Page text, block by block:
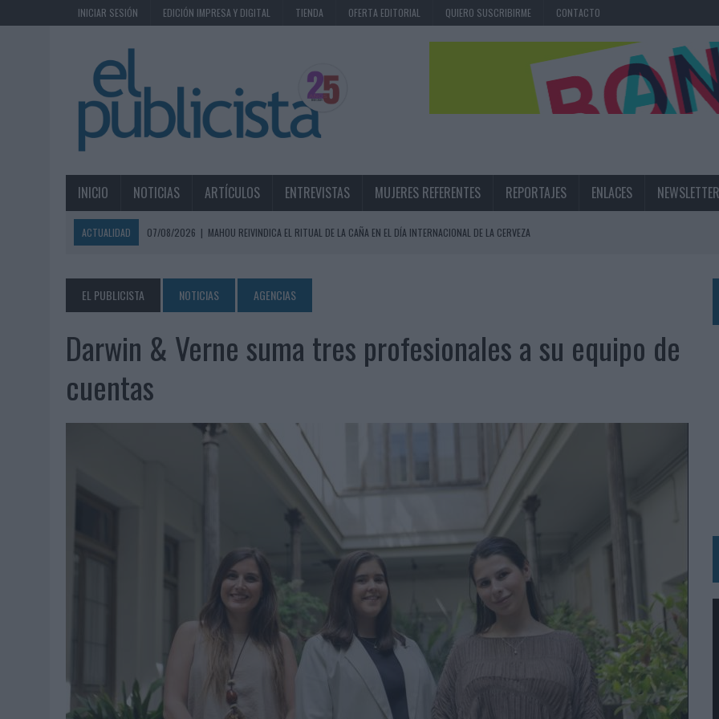
INICIAR SESIÓN EDICIÓN IMPRESA Y DIGITAL TIENDA OFERTA EDITORIAL QUIERO SUSCRIBIRME CONTACTO
INICIO NOTICIAS ARTÍCULOS ENTREVISTAS MUJERES REFERENTES REPORTAJES ENLACES NEWSLETTER
ACTUALIDAD 07/08/2026 | MAHOU REIVINDICA EL RITUAL DE LA CAÑA EN EL DÍA INTERNACIONAL DE LA CERVEZA
07/08/2026 | EL VERANO PONE A PRUEBA LA ESTRATEGIA DIGITAL DE LAS MARCAS
07/08/2026
VUELING CONVIERTE LOS RECUERDOS EN SOUVENIRS CON IA
07/08/2026 |
CUANDO SE APAGUE EL SOL, EL ECLIPSE DE 2026 PONDRÁ A PRUEBA LA CREATIVIDAD DE LAS MARCAS
06/08/2026
| ‘LA VUELTA’, DE FENOMENAL PARA MÁLAGA CF
LA TELEVISIÓN SIGUE LIDERANDO EL CONSUMO DE MEDIOS EN VERANO Y SUPERA AL MÓVIL COMO DISPOSITIVO MÁS UTILIZADO
EL USO DE LA IA GENERATIVA ALCANZA YA AL 62% DE LOS ESPAÑOLES
SYSTEM1 NOMBRA A KIMBERLY BASTONI COMO NUEVA DIRECTORA COMERCIAL GLOBAL
FRIGO Y UNIQLO LANZAN UNA COLECCIÓN PERSONALIZABLE INSPIRADA EN CORNETTO, CALIPPO Y SOLERO
LA IA ESTÁ SUBIENDO EL LISTÓN DE LA CREATIVIDAD
BEON WORLDWIDE LANZA RAÍZ URBANA PARA TRANSFORMAR EL PATRIMONIO HISTÓRICO EN ACTIVOS CULTURALES Y ECONÓMICOS
FABRA COMUNICACIÓN INCORPORA A CASONÁ Y ASUME LA GESTIÓN DE SUS RELACIONES CON LOS MEDIOS
LOPESAN HOTELS & RESORTS ACERCA EL PARAÍSO CANARIO EN SU ÚLTIMA CAMPAÑA INTERNACIONAL
LUIS ARQUILLOS (BURGO DE ARIAS): “LA CONSTRUCCIÓN DE MARCA A LARGO PLAZO Y LA MEDICIÓN SON DOS CARAS DE LA MISMA
04/08/2026
‘EL PARAÍSO MÁS CERCA’, DE 22GRADOS PARA LOPESAN HOTELS & RESORTS
EL PUBLICISTA NOTICIAS AGENCIAS
Darwin & Verne suma tres profesionales a su equipo de
cuentas